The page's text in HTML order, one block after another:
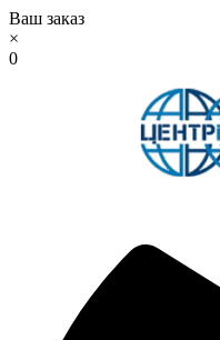
Ваш заказ
×
0